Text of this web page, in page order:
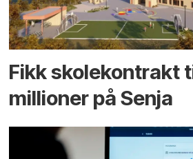
Fikk skole­kontrakt
millioner på Senja